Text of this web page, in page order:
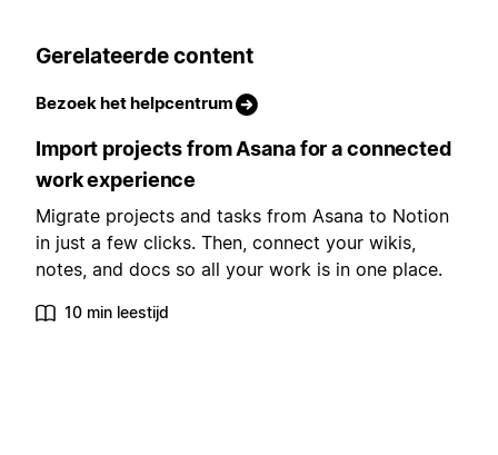
Gerelateerde content
Bezoek het helpcentrum
Import projects from Asana for a connected
work experience
Migrate projects and tasks from Asana to Notion
in just a few clicks. Then, connect your wikis,
notes, and docs so all your work is in one place.
10 min leestijd